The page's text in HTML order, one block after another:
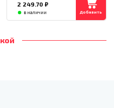
2 249.70 ₽
в наличии Добавить